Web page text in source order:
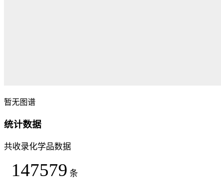
暂无图谱
统计数据
共收录化学品数据
147579 条